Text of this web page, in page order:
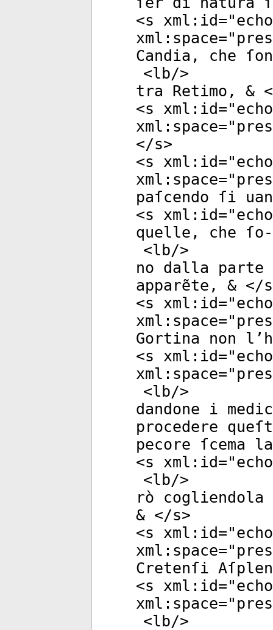
<s xml:id="
xml:space="
Candia, che
<lb/>
tra Retimo, &
<s xml:id="
xml:space="
</s>
<s xml:id="
xml:space="
paſcendo ſi
<s xml:id="
quelle, che ſo-
<lb/>
no dalla parte
apparẽte, & </s
<s xml:id="
xml:space="
Gortina non
<s xml:id="
xml:space="
<lb/>
dandone i
procedere
pecore ſcema
<s xml:id="
<lb/>
rò
& </s>
<s xml:id="
xml:space="
Cretenſi
<s xml:id="
xml:space="
<lb/>